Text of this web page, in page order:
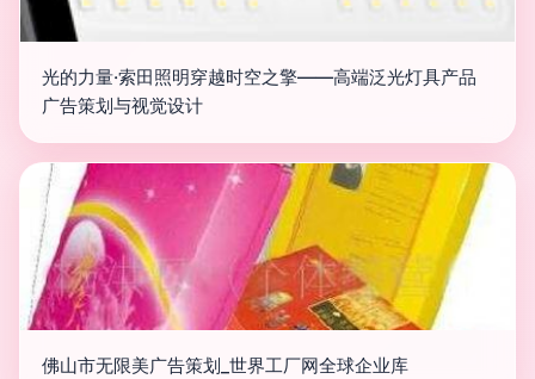
光的力量·索田照明穿越时空之擎——高端泛光灯具产品
广告策划与视觉设计
佛山市无限美广告策划_世界工厂网全球企业库